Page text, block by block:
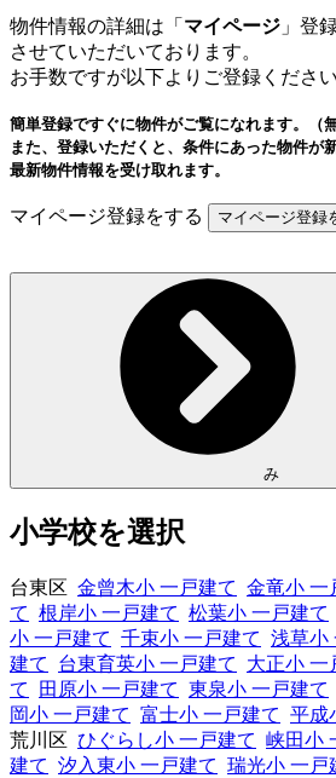
物件情報の詳細は「 マイページ 」登
させていただいております。
お手数ですが以下よりご登録ください
簡単登録ですぐに物件がご覧になれます。（無
また、登録いただくと、条件にあった物件が
最新物件情報を受け取れます。
マイページ登録をする
み
小学校を選択
台東区 金曾木小 一戸建て 金竜小 一
て 根岸小 一戸建て 松葉小 一戸建て
小 一戸建て 千束小 一戸建て 浅草小
建て
台東育英小 一戸建て 大正小 一
て
田原小 一戸建て 東泉小 一戸建て
岡小 一戸建て 富士小 一戸建て 平成
荒川区 ひぐらし小 一戸建て 峡田小
建て 汐入東小 一戸建て 瑞光小 一戸